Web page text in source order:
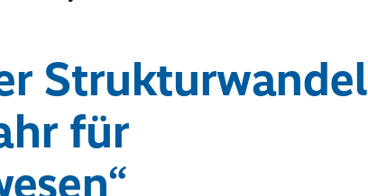
Strukturwandel
für